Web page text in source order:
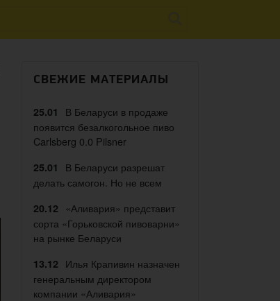
СВЕЖИЕ МАТЕРИАЛЫ
25.01
В Беларуси в продаже
появится безалкогольное пиво
Carlsberg 0.0 Pilsner
25.01
В Беларуси разрешат
делать самогон. Но не всем
20.12
«Аливария» представит
сорта «Горьковской пивоварни»
на рынке Беларуси
13.12 Илья Крапивин назначен
генеральным директором
компании «Аливария»